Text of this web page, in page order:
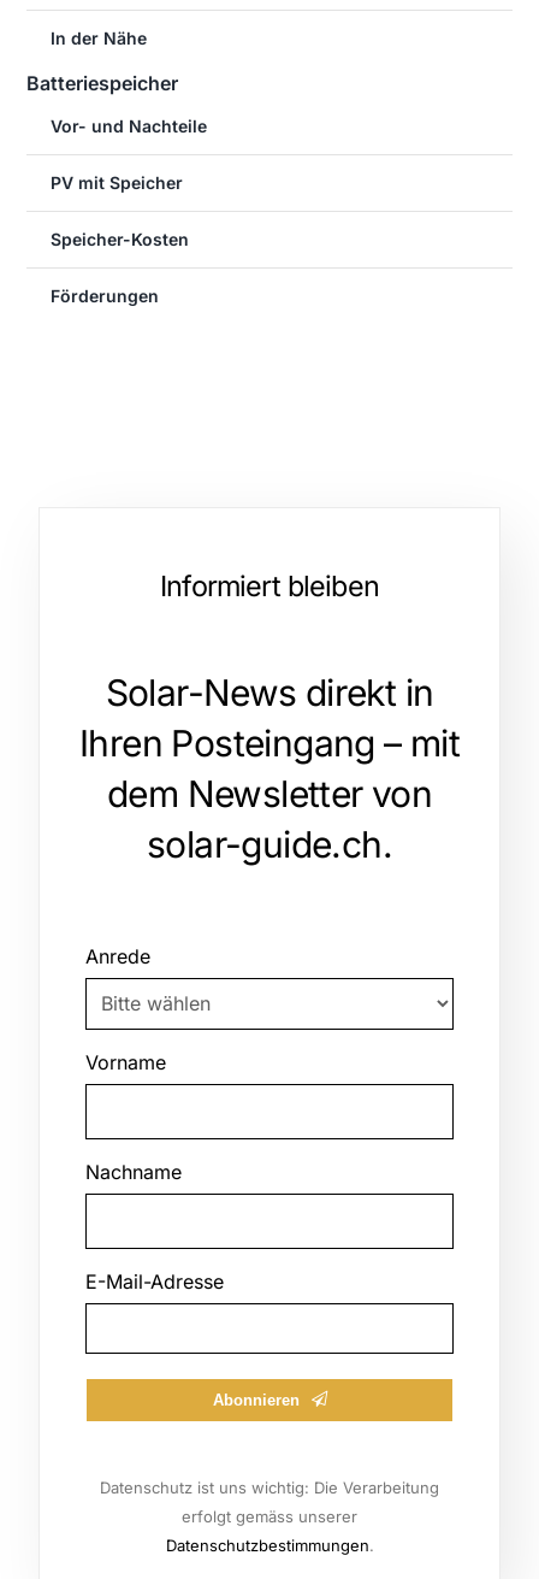
In der Nähe
Batteriespeicher
Vor- und Nachteile
PV mit Speicher
Speicher-Kosten
Förderungen
Informiert bleiben
Solar-News direkt in
Ihren Posteingang – mit
dem Newsletter von
solar-guide.ch.
Anrede
Vorname
Nachname
Email
E-Mail-Adresse
Abonnieren
Datenschutz ist uns wichtig: Die Verarbeitung
erfolgt gemäss unserer
Datenschutzbestimmungen.